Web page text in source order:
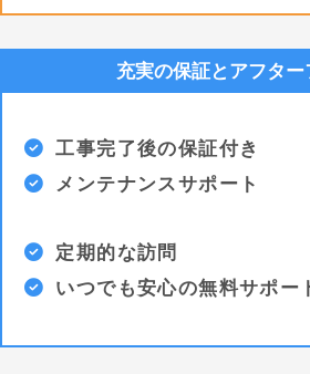
充実の保証とアフター
工事完了後の保証付き
メンテナンスサポート
定期的な訪問
いつでも安心の無料サポー